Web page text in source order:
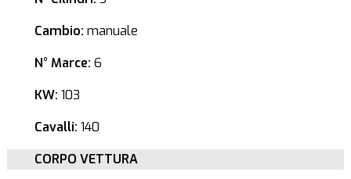
Cambio: manuale
N° Marce: 6
KW: 103
Cavalli: 140
CORPO VETTURA